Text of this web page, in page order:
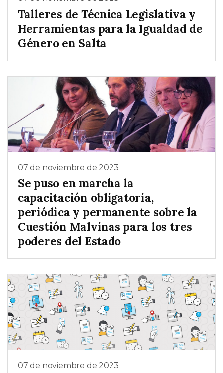
Talleres de Técnica Legislativa y
Herramientas para la Igualdad de
Género en Salta
07 de noviembre de 2023
Se puso en marcha la
capacitación obligatoria,
periódica y permanente sobre la
Cuestión Malvinas para los tres
poderes del Estado
07 de noviembre de 2023